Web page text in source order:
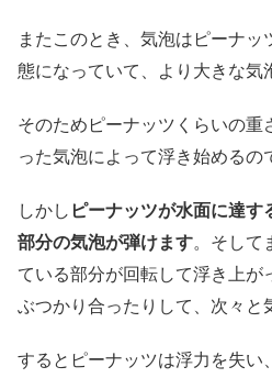
またこのとき、気泡はピーナ
態になっていて、より大きな気
そのためピーナッツくらいの重
った気泡によって浮き始めるの
しかし ピーナッツが水面に達
部分の気泡が弾けます。そして
ている部分が回転して浮き上が
ぶつかり合ったりして、次々と
するとピーナッツは浮力を失い